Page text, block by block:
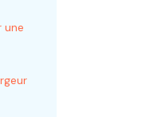
une